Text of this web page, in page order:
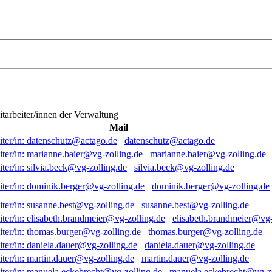
innen der Verwaltung
Mail
datenschutz@actago.de
marianne.baier@vg-zolling.de
silvia.beck@vg-zolling.de
dominik.berger@vg-zolling.de
susanne.best@vg-zolling.de
thomas.burger@vg-zolling.de
daniela.dauer@vg-zolling.de
martin.dauer@vg-zolling.de